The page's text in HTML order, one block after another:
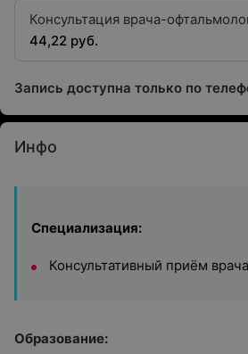
Консультация врача-
квалификационной категории
44,22 руб.
Запись доступна только по
Инфо
Специализация:
Консультативный приём
Образование: